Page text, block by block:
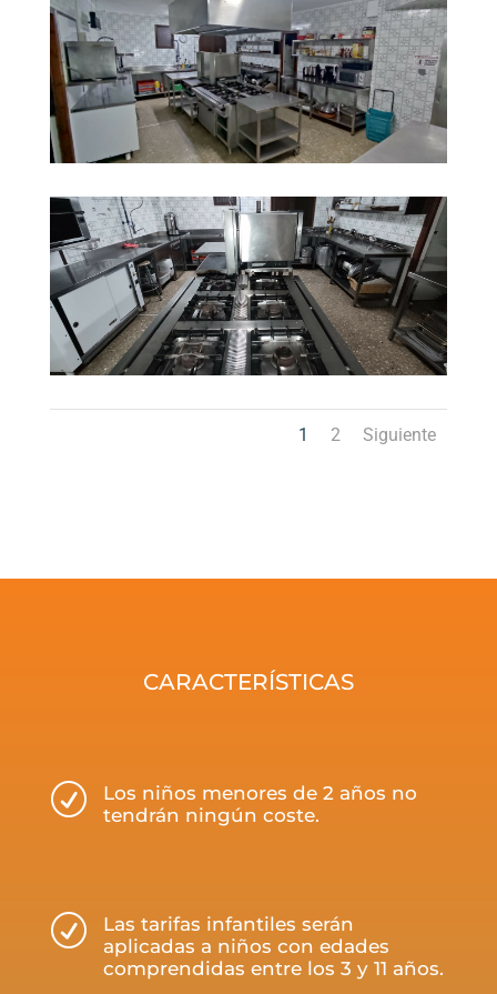
1 2 Siguiente
CARACTERÍSTICAS
R
Los niños menores de 2 años no
tendrán ningún coste.
R
Las tarifas infantiles serán
aplicadas a niños con edades
comprendidas entre los 3 y 11 años.